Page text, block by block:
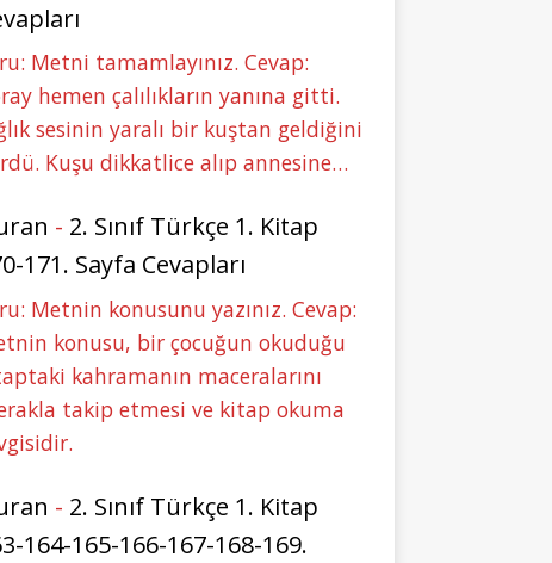
Metni tamamlayınız. Cevap:
hemen çalılıkların yanına gitti.
sesinin yaralı bir kuştan geldiğini
Kuşu dikkatlice alıp annesine…
- 2. Sınıf Türkçe 1. Kitap
171. Sayfa Cevapları
Metnin konusunu yazınız. Cevap:
konusu, bir çocuğun okuduğu
kahramanın maceralarını
takip etmesi ve kitap okuma
- 2. Sınıf Türkçe 1. Kitap
164-165-166-167-168-169.